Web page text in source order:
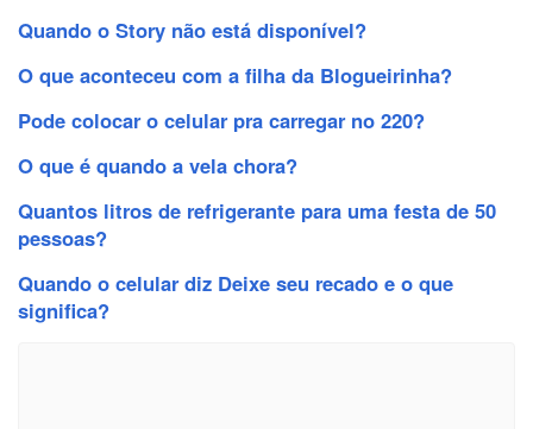
Quando o Story não está disponível?
O que aconteceu com a filha da Blogueirinha?
Pode colocar o celular pra carregar no 220?
O que é quando a vela chora?
Quantos litros de refrigerante para uma festa de 50
pessoas?
Quando o celular diz Deixe seu recado e o que
significa?